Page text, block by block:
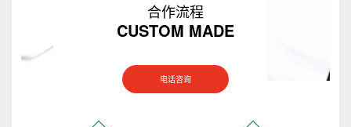
合作流程
CUSTOM MADE
电话咨询